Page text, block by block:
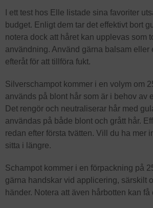
I ett test hos Elle listade sina favoriter
budget. Enligt dem tar det effektivt bort
notera dock att håret kan upplevas som
användning. Använd gärna balsam eller
efteråt för att tillföra fukt.
Silverschampot kommer i en volym om
används på blont hår som är i behov av
Det rengör och neutraliserar hår med
användas på både blont och grått hår.
redan efter första tvätten. Vill du ha mer
sitta i längre.
Schampot kommer i en förpackning på
gärna handskar vid applicering, särskilt
händer. Notera att även hårbotten kan få